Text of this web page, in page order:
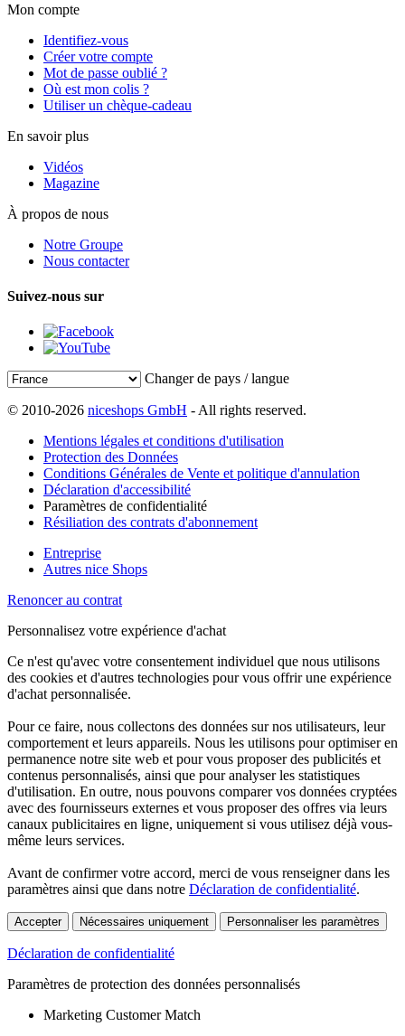
Mon compte
Identifiez-vous
Créer votre compte
Mot de passe oublié ?
Où est mon colis ?
Utiliser un chèque-cadeau
En savoir plus
Vidéos
Magazine
À propos de nous
Notre Groupe
Nous contacter
Suivez-nous sur
Changer de pays / langue
© 2010-2026 niceshops GmbH - All rights reserved.
Mentions légales et conditions d'utilisation
Protection des Données
Conditions Générales de Vente et politique d'annulation
Déclaration d'accessibilité
Paramètres de confidentialité
Résiliation des contrats d'abonnement
Entreprise
Autres nice Shops
Renoncer au contrat
Personnalisez votre expérience d'achat
Ce n'est qu'avec votre consentement individuel que nous utilisons
des cookies et d'autres technologies pour vous offrir une expérience
d'achat personnalisée.
Pour ce faire, nous collectons des données sur nos utilisateurs, leur
comportement et leurs appareils. Nous les utilisons pour optimiser en
permanence notre site web et pour vous proposer des publicités et
contenus personnalisés, ainsi que pour analyser les statistiques
d'utilisation. En outre, nous pouvons comparer vos données cryptées
avec des fournisseurs externes et vous proposer des offres via leurs
canaux publicitaires en ligne, uniquement si vous utilisez déjà vous-
même leurs services.
Avant de confirmer votre accord, merci de vous renseigner dans les
paramètres ainsi que dans notre Déclaration de confidentialité.
Accepter Nécessaires uniquement Personnaliser les paramètres
Déclaration de confidentialité
Paramètres de protection des données personnalisés
Marketing Customer Match